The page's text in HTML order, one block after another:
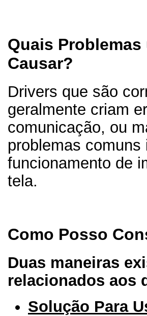
Quais
Causar?
Drivers que são
geralmente criam
comunicação, ou
problemas
funcionamento de
tela.
Como Posso
Duas maneiras
relacionados aos
Solução Para